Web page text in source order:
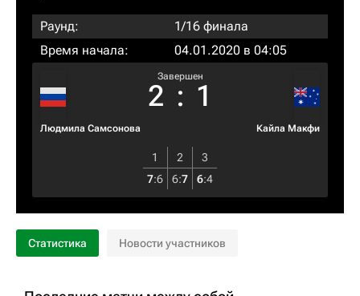
Раунд:
1/16 финала
Время начала:
04.01.2020 в 04:05
Людмила Самсонова
Завершен
2 : 1
Кайла Макфи
1 2
3
7:6 6:7 6:4
Статистика Новости участников